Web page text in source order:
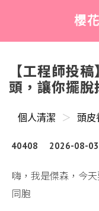
櫻
【工程師投
頭，讓你擺
個人清潔 ＞ 頭皮
Post
40408
Post
2026-08-03
嗨，我是傑森，今
同胞